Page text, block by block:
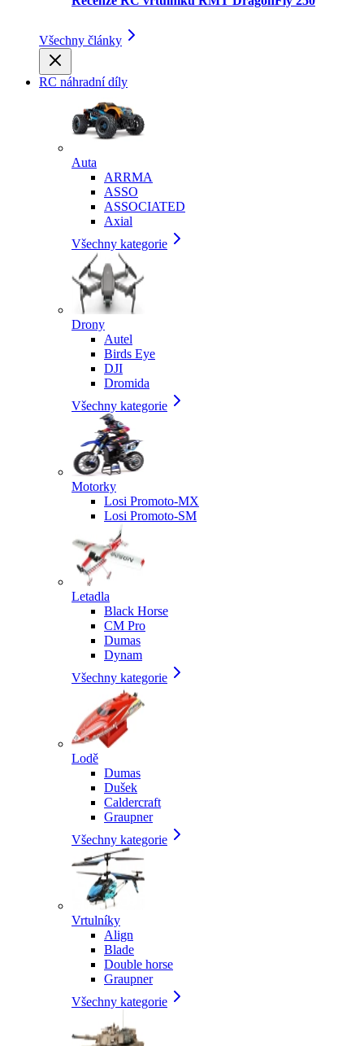
Všechny články
RC náhradní díly
Auta
ARRMA
ASSO
ASSOCIATED
Axial
Všechny kategorie
Drony
Autel
Birds Eye
DJI
Dromida
Všechny kategorie
Motorky
Losi Promoto-MX
Losi Promoto-SM
Letadla
Black Horse
CM Pro
Dumas
Dynam
Všechny kategorie
Lodě
Dumas
Dušek
Caldercraft
Graupner
Všechny kategorie
Vrtulníky
Align
Blade
Double horse
Graupner
Všechny kategorie